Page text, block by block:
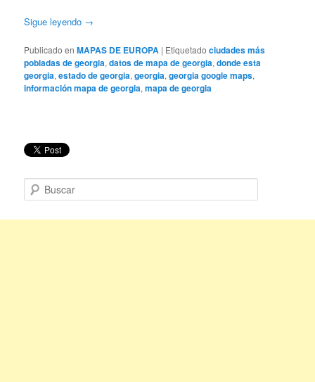
Sigue leyendo →
Publicado en MAPAS DE EUROPA | Etiquetado ciudades más
pobladas de georgia,datos de mapa de georgia,donde esta
georgia,estado de georgia,georgia,georgia google maps,
información mapa de georgia,mapa de georgia
u